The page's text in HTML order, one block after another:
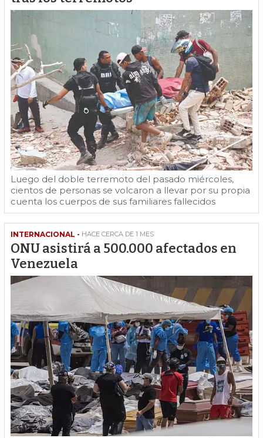
Luego del doble terremoto del pasado miércoles,
cientos de personas se volcaron a llevar por su propia
cuenta los cuerpos de sus familiares fallecidos
INTERNACIONAL - HACE CERCA DE 1 MES
ONU asistirá a 500.000 afectados en
Venezuela